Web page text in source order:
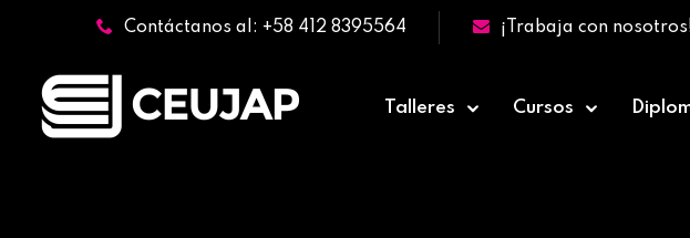
Contáctanos al: +58 412 8395564 ¡Trabaja con
Talleres Cursos